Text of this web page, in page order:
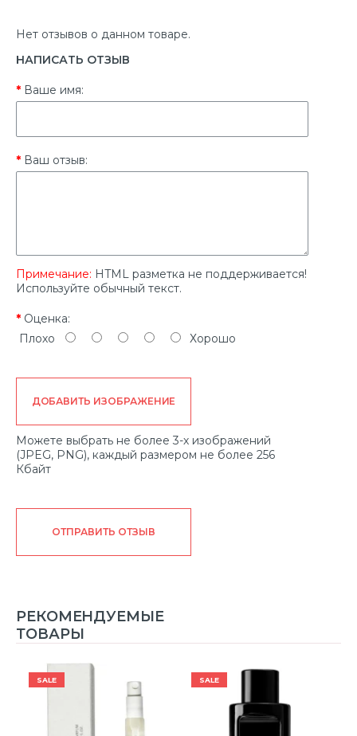
Нет отзывов о данном товаре.
НАПИСАТЬ ОТЗЫВ
Ваше имя:
Ваш отзыв:
Примечание: HTML разметка не поддерживается!
Используйте обычный текст.
Оценка:
Плохо
Хорошо
ДОБАВИТЬ ИЗОБРАЖЕНИЕ
Можете выбрать не более 3-х изображений
(JPEG, PNG), каждый размером не более 256
Кбайт
ОТПРАВИТЬ ОТЗЫВ
РЕКОМЕНДУЕМЫЕ
ТОВАРЫ
SALE SALE